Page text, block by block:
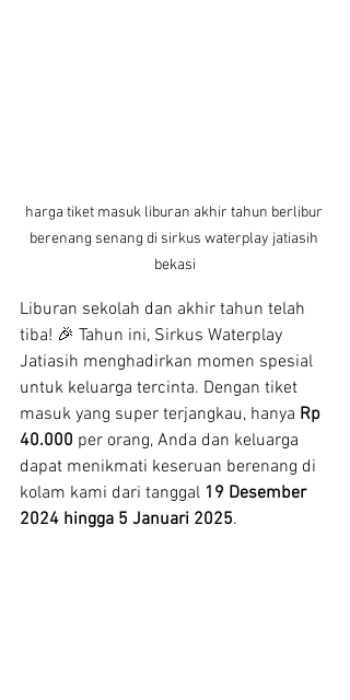
harga tiket masuk liburan akhir tahun berlibur
berenang senang di sirkus waterplay jatiasih
bekasi
Liburan sekolah dan akhir tahun telah
tiba! 🎉 Tahun ini, Sirkus Waterplay
Jatiasih menghadirkan momen spesial
untuk keluarga tercinta. Dengan tiket
masuk yang super terjangkau, hanya Rp
40.000 per orang, Anda dan keluarga
dapat menikmati keseruan berenang di
kolam kami dari tanggal 19 Desember
2024 hingga 5 Januari 2025.